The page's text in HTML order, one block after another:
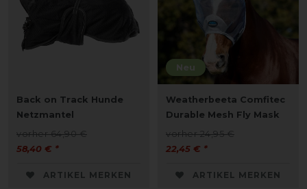
Back on Track Hunde
Netzmantel
vorher 64,90 €
58,40 € *
ARTIKEL MERKEN
Neu
Weatherbeeta Comfitec
Durable Mesh Fly Mask
vorher 24,95 €
22,45 € *
ARTIKEL MERKEN